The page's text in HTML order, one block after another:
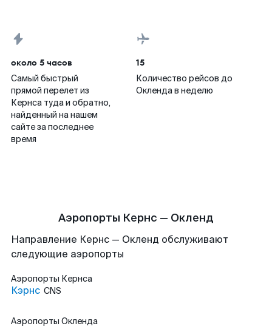
около 5 часов
Самый быстрый
прямой перелет из
Кернса туда и обратно,
найденный на нашем
сайте за последнее
время
15
Количество рейсов до
Окленда в неделю
Аэропорты Кернс — Окленд
Направление Кернс — Окленд обслуживают
следующие аэропорты
Аэропорты Кернса
Кэрнс CNS
Аэропорты Окленда